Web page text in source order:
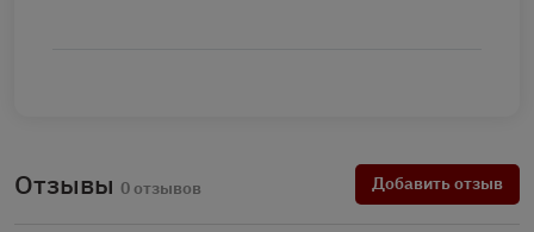
Отзывы 0 отзывов Добавить отзыв